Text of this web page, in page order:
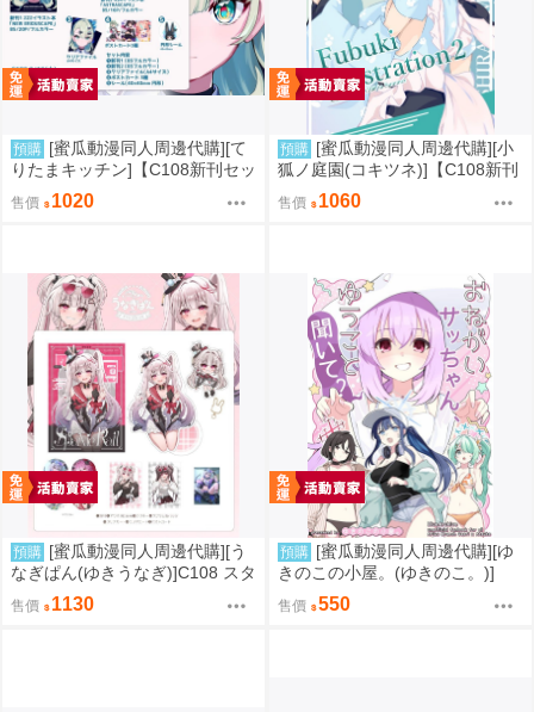
預購 [蜜瓜動漫同人周邊代購][て
りたまキッチン]【C108新刊セッ
ト】NEW ERIDUSCAPEセット
(絕區零)(同人誌)
售價 1020
預購 [蜜瓜動漫同人周邊代購][小
狐ノ庭園(コキツネ)]【C108新刊
セット】Fubuki Illustration 2
【特典付】(Hololive)(同人誌)
售價 1060
預購 [蜜瓜動漫同人周邊代購][う
なぎぱん(ゆきうなぎ)]C108 スタ
レ新刊セット うなぎぱん(崩壞：
星穹鐵道)(同人誌)
售價 1130
預購 [蜜瓜動漫同人周邊代購][ゆ
きのこの小屋。(ゆきのこ。)]
【新刊セット】おねがいサッち
ゃん、ゆうこと聞いて(蔚藍檔案)
售價 550